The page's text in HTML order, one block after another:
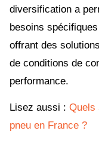
diversification a
besoins
offrant des
de conditions de
performance.
Lisez aussi : Quels
pneu en France ?